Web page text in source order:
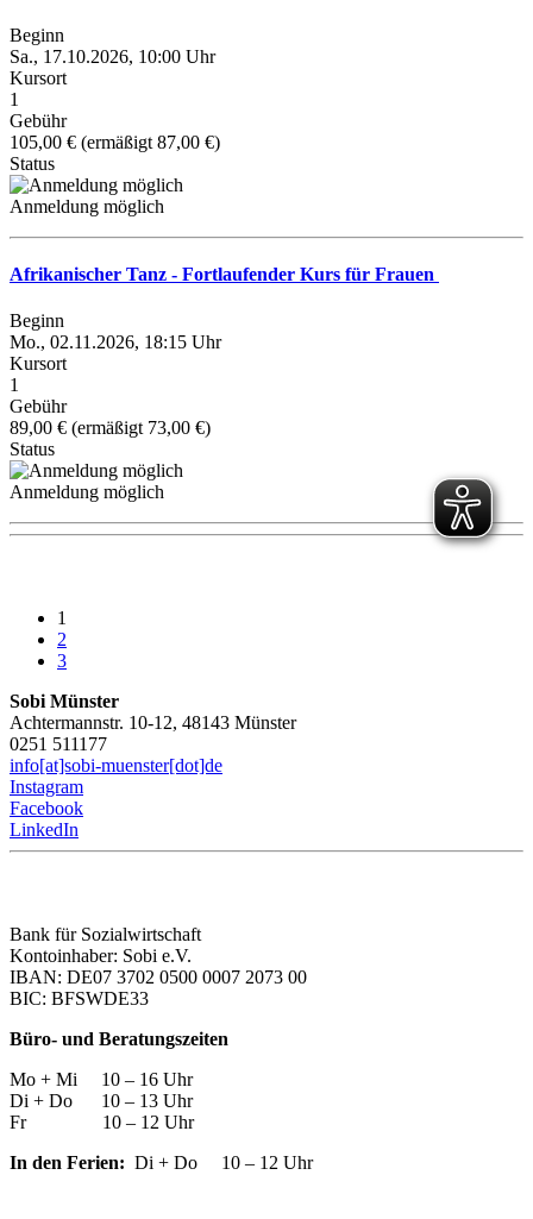
Beginn
Sa., 17.10.2026, 10:00 Uhr
Kursort
1
Gebühr
105,00 € (ermäßigt 87,00 €)
Status
Anmeldung möglich
Afrikanischer Tanz - Fortlaufender Kurs für Frauen
Beginn
Mo., 02.11.2026, 18:15 Uhr
Kursort
1
Gebühr
89,00 € (ermäßigt 73,00 €)
Status
Anmeldung möglich
1
2
3
Sobi Münster
Achtermannstr. 10-12, 48143 Münster
0251 511177
info[at]sobi-muenster[dot]de
Instagram
Facebook
LinkedIn
Bank für Sozialwirtschaft
Kontoinhaber: Sobi e.V.
IBAN: DE07 3702 0500 0007 2073 00
BIC: BFSWDE33
Büro- und Beratungszeiten
Mo + Mi 10 – 16 Uhr
Di + Do 10 – 13 Uhr
Fr 10 – 12 Uhr
In den Ferien: Di + Do 10 – 12 Uhr